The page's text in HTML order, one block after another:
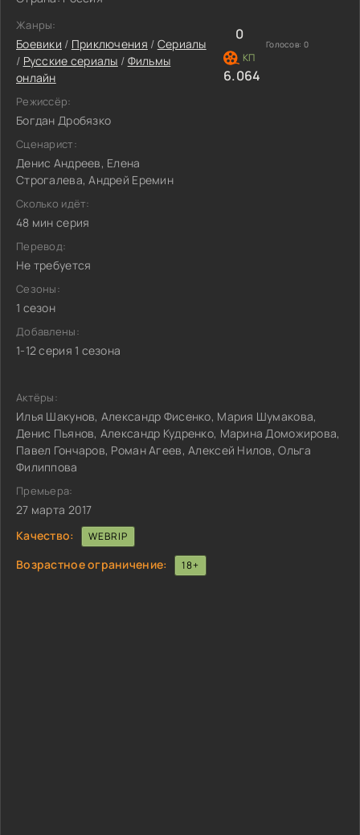
Жанры:
Боевики / Приключения / Сериалы
/ Русские сериалы / Фильмы
онлайн
Режиссёр:
Богдан Дробязко
Сценарист:
Денис Андреев, Елена
Строгалева, Андрей Еремин
Сколько идёт:
48 мин серия
Перевод:
Не требуется
Сезоны:
1 сезон
Добавлены:
1-12 серия 1 сезона
0
Голосов: 0
6.064
Актёры:
Илья Шакунов, Александр Фисенко, Мария Шумакова,
Денис Пьянов, Александр Кудренко, Марина Доможирова,
Павел Гончаров, Роман Агеев, Алексей Нилов, Ольга
Филиппова
Премьера:
27 марта 2017
Качество:
WEBRIP
Возрастное ограничение: 18+